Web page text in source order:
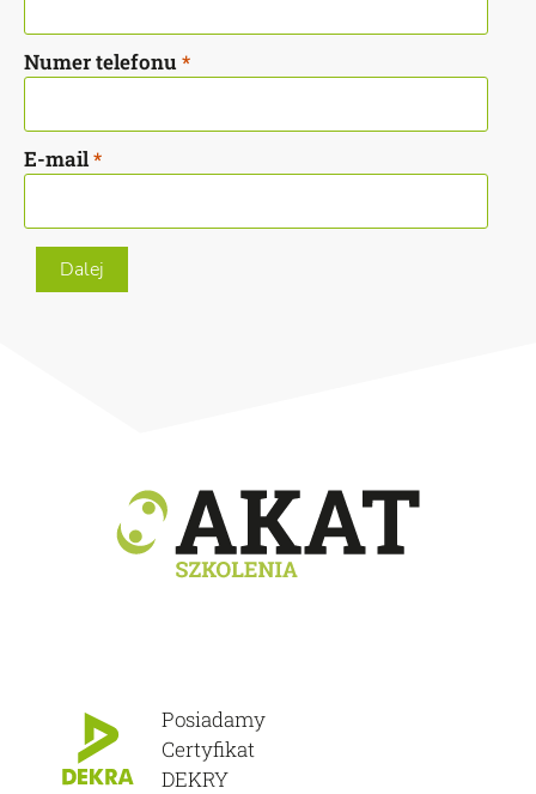
Numer telefonu*
E-mail*
Dalej
Posiadamy
Certyfikat
DEKRY